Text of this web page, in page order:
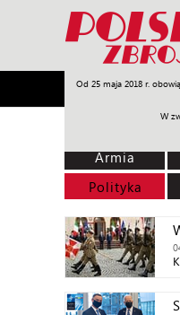
Od 25 maja 2018 r.
W
Armia Poligon
Armia
Polityka